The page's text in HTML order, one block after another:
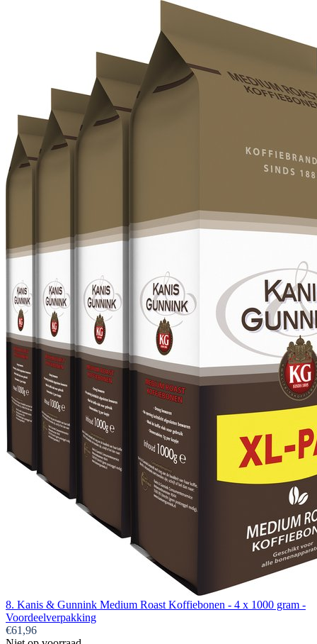
8. Kanis & Gunnink Medium Roast Koffiebonen - 4 x 1000 gram -
Voordeelverpakking
€61,96